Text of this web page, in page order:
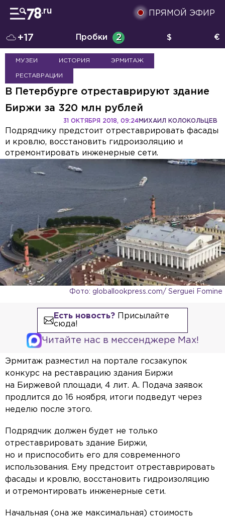
ПРЯМОЙ ЭФИР
+17 Пробки 2 $ €
МУЗЕИ ИСТОРИЯ ЭРМИТАЖ
РЕСТАВРАЦИИ
В Петербурге отреставрируют здание
Биржи за 320 млн рублей
МИХАИЛ КОЛОКОЛЬЦЕВ
31 ОКТЯБРЯ 2018, 09:24
Подрядчику предстоит отреставрировать фасады
и кровлю, восстановить гидроизоляцию и
отремонтировать инженерные сети.
Фото: globallookpress.com/ Serguei Fomine
Есть новость?Присылайте
сюда!
Читайте нас в мессенджере Max!
Эрмитаж разместил на портале госзакупок
конкурс на реставрацию здания Биржи
на Биржевой площади, 4 лит. А. Подача заявок
продлится до 16 ноября, итоги подведут через
неделю после этого.
Подрядчик должен будет не только
отреставрировать здание Биржи,
но и приспособить его для современного
использования. Ему предстоит отреставрировать
фасады и кровлю, восстановить гидроизоляцию
и отремонтировать инженерные сети.
Начальная (она же максимальная) стоимость